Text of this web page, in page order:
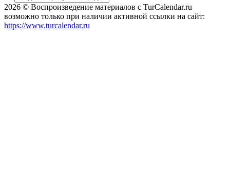
2026 © Воспроизведение материалов c TurCalendar.ru
возможно только при наличии активной ссылки на сайт:
https://www.turcalendar.ru